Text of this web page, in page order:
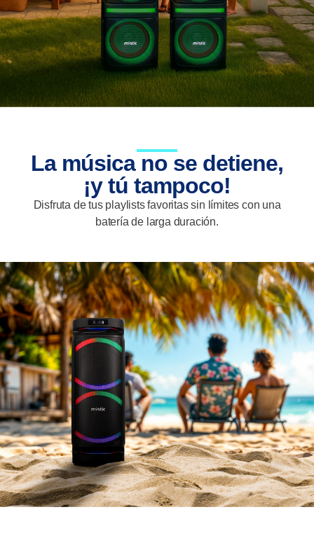
La música no se detiene,
¡y tú tampoco!
Disfruta de tus playlists favoritas sin límites con una
batería de larga duración.